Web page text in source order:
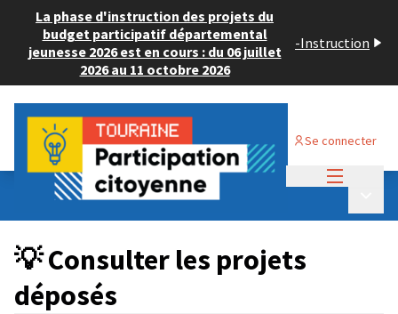
La phase d'instruction des projets du
budget participatif départemental
jeunesse 2026 est en cours : du 06 juillet
2026 au 11 octobre 2026
-Instruction
Se connecter
Budget Participatif JEUNESSE 2024
💡 Consulter les projets déposés
💡 Consulter les projets
déposés